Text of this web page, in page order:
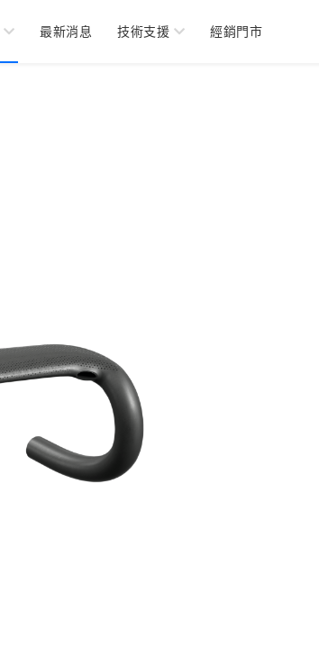
最新消息 技術支援 經銷門市